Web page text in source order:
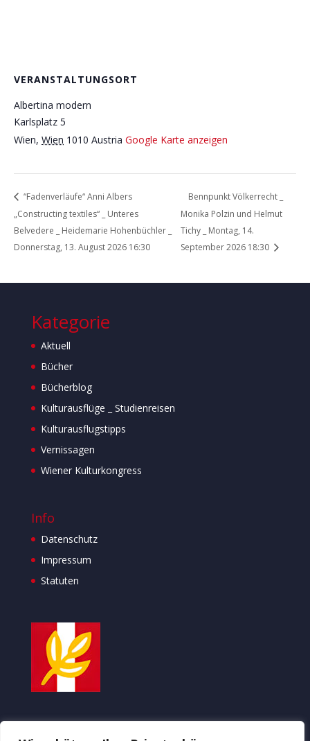
VERANSTALTUNGSORT
Albertina modern
Karlsplatz 5
Wien, Wien 1010 Austria Google Karte anzeigen
“Fadenverläufe“ Anni Albers
„Constructing textiles“ _ Unteres
Belvedere _ Heidemarie Hohenbüchler _
Donnerstag, 13. August 2026 16:30
Bennpunkt Völkerrecht _
Monika Polzin und Helmut
Tichy _ Montag, 14.
September 2026 18:30
Kategorie
Aktuell
Bücher
Bücherblog
Kulturausflüge _ Studienreisen
Kulturausflugstipps
Vernissagen
Wiener Kulturkongress
Info
Datenschutz
Impressum
Statuten